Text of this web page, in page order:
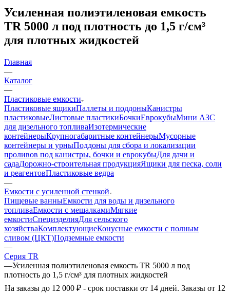
Усиленная полиэтиленовая емкость
TR 5000 л под плотность до 1,5 г/см³
для плотных жидкостей
Главная
—
Каталог
—
Пластиковые емкости
Пластиковые ящикиПаллеты и поддоныКанистры
пластиковыеЛистовые пластикиБочкиЕврокубыМини АЗС
для дизельного топливаИзотермические
контейнерыКрупногабаритные контейнерыМусорные
контейнеры и урныПоддоны для сбора и локализации
проливов под канистры, бочки и еврокубыДля дачи и
садаДорожно-строительная продукцияЯщики для песка, соли
и реагентовПластиковые ведра
—
Емкости с усиленной стенкой
Пищевые ванныЕмкости для воды и дизельного
топливаЕмкости с мешалкамиМягкие
емкостиСпецизделияДля сельского
хозяйстваКомплектующиеКонусные емкости с полным
сливом (ЦКТ)Подземные емкости
—
Серия TR
—Усиленная полиэтиленовая емкость TR 5000 л под
плотность до 1,5 г/см³ для плотных жидкостей
На заказы до 12 000 ₽ - срок поставки от 14 дней. Заказы от 12